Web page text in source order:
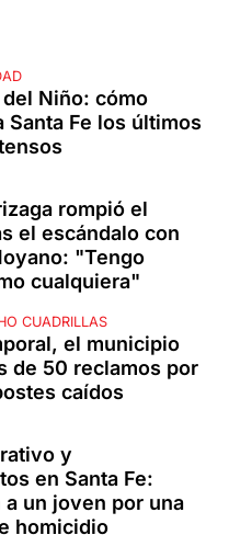
Niño: cómo
Santa Fe los últimos
rompió el
el escándalo con
"Tengo
cualquiera"
CUADRILLAS
el municipio
de 50 reclamos por
caídos
y
en Santa Fe:
un joven por una
homicidio